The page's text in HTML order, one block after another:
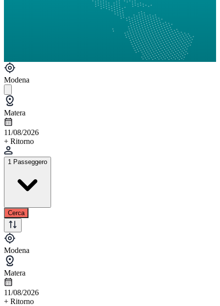
Modena
Matera
11/08/2026
+ Ritorno
1 Passeggero
Cerca
Modena
Matera
11/08/2026
+ Ritorno